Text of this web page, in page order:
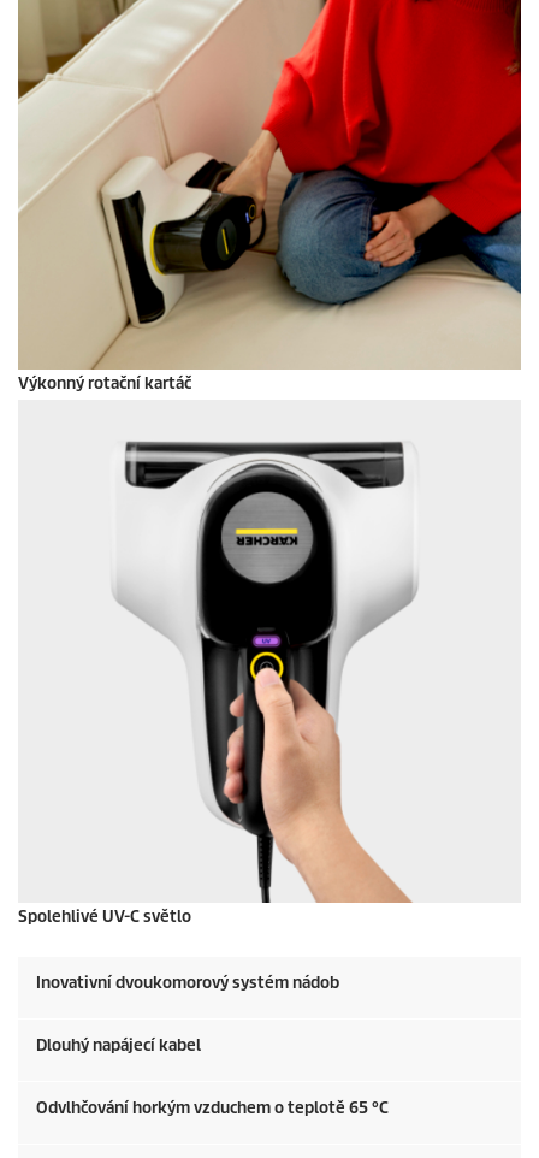
Výkonný rotační kartáč
Spolehlivé UV-C světlo
Inovativní dvoukomorový systém nádob
Dlouhý napájecí kabel
Odvlhčování horkým vzduchem o teplotě 65 °C